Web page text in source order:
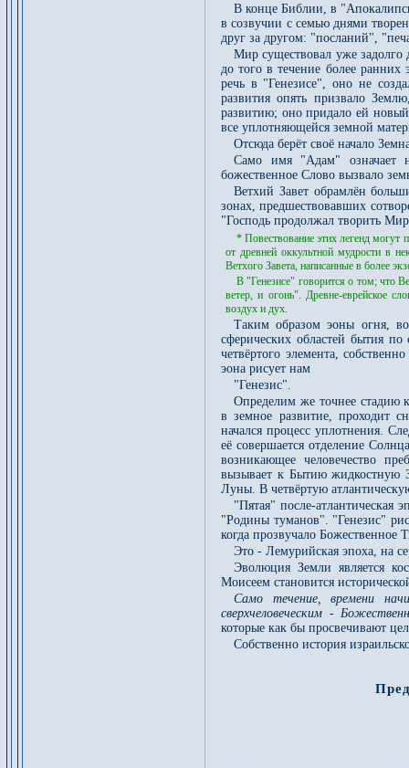
В конце Библии, в
в созвучии с семью днями
друг за другом: "посланий",
Мир существовал уже задолго
до того в течение более ранних
речь в "Генезисе", оно не
развития опять призвало
развитию; оно придало ей
все уплотняющейся земной
Отсюда берёт своё начало
Само имя "Адам" означает
божественное Слово вызвало
Ветхий Завет обрамлён
зонах, предшествовавших
"Господь продолжал творить
* Повествование этих легенд могут
от древней оккультной мудрости в
Ветхого Завета, написанные в более
В "Генезисе" говорится о том; что
ветер, и огонь". Древне-еврейское
воздух и дух.
Таким образом эоны огня,
сферических областей бытия
четвёртого элемента,
эона рисует нам
"Генезис".
Определим же точнее стадию
в земное развитие, проходит
начался процесс уплотнения.
её совершается отделение
возникающее человечество
вызывает к Бытию жидкостную
Луны. В четвёртую
"Пятая" после-
"Родины туманов". "Генезис"
когда прозвучало Божественное
Это - Лемурийская эпоха, на
Эволюция Земли является
Моисеем становится
Само течение, времени
сверхчеловеческим -
которые как бы просвечивают
Собственно история